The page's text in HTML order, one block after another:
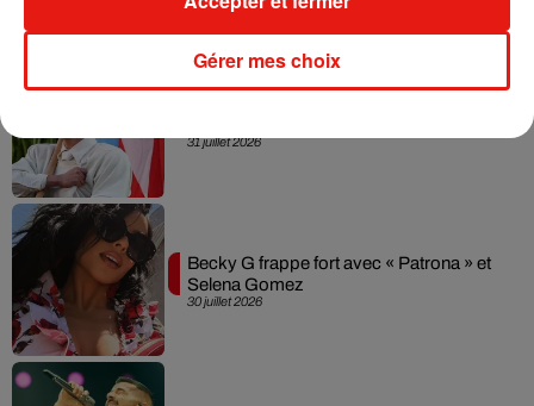
31 juillet 2026
30 juillet 2026
Becky G frappe fort avec « Patrona » et
Selena Gomez
Gérer mes choix